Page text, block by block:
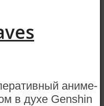
аниме-
в духе Genshin